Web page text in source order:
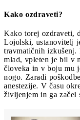
Kako ozdraveti?
Kako torej ozdraveti,
Lojolski, ustanovitelj
travmatičnih
mlad, vpleten je bil v
človeka in v boju mu
nogo. Zaradi
anestezije. V času
življenjem in ga začel